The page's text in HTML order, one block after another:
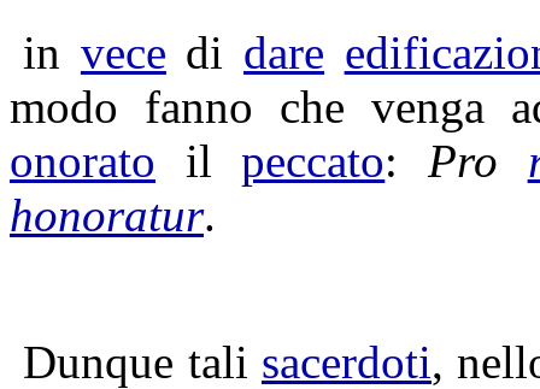
in vece di dare
modo fanno che venga
onorato ilpeccato: Pro
honoratur.
Dunque tali sacerdoti,